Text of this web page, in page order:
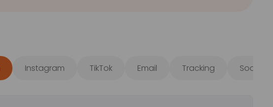
Instagram TikTok Email Tracking Sociale